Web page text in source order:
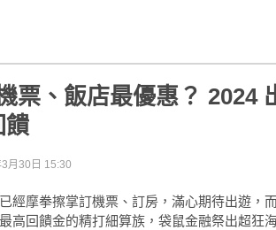
票、飯店最優惠？ 2024
饋
月30日 15:30
經摩拳擦掌訂機票、訂房，滿心期待出遊，
高回饋金的精打細算族，袋鼠金融祭出超狂